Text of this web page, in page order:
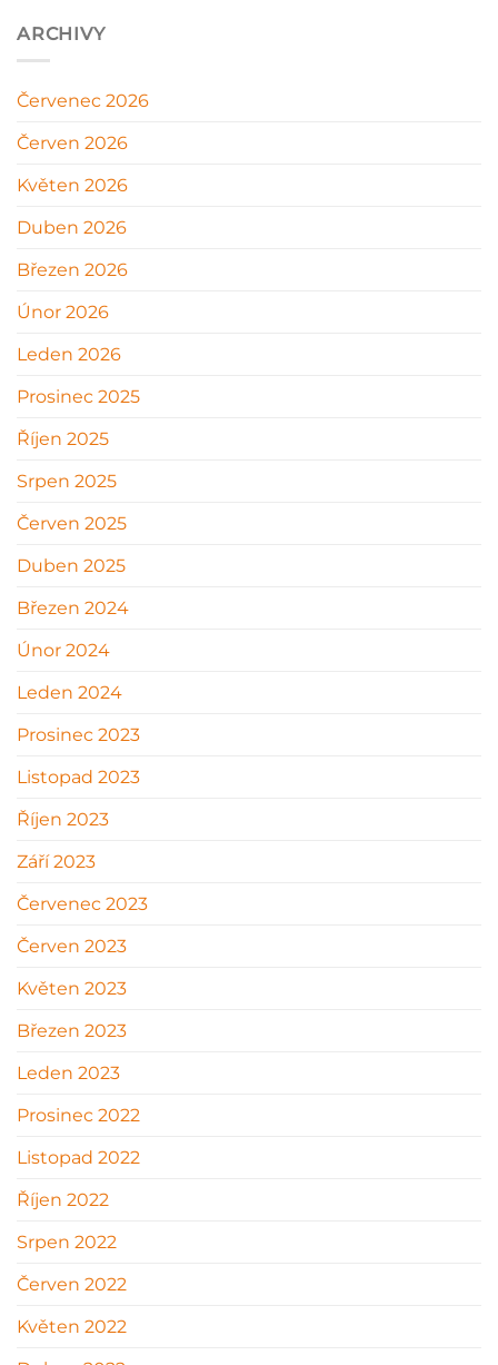
ARCHIVY
Červenec 2026
Červen 2026
Květen 2026
Duben 2026
Březen 2026
Únor 2026
Leden 2026
Prosinec 2025
Říjen 2025
Srpen 2025
Červen 2025
Duben 2025
Březen 2024
Únor 2024
Leden 2024
Prosinec 2023
Listopad 2023
Říjen 2023
Září 2023
Červenec 2023
Červen 2023
Květen 2023
Březen 2023
Leden 2023
Prosinec 2022
Listopad 2022
Říjen 2022
Srpen 2022
Červen 2022
Květen 2022